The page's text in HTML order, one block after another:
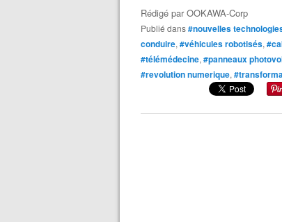
Rédigé parOOKAWA-Corp
Publié dans#nouvelles
conduire, #véhicules robotisés,
#télémédecine, #panneaux
#revolution numerique,